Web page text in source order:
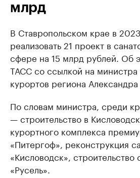
млрд
В Ставропольском крае в
реализовать 21 проект в
сфере на 15 млрд рублей. Об
ТАСС со ссылкой на министра
курортов региона
По словам министра, среди
— строительство в
курортного комплекса
«Питергоф», реконструкция
«Кисловодск», строительство
«Русель».